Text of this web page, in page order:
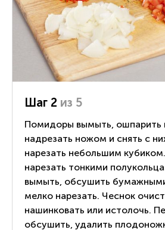
Шаг 2 из 5
Помидоры вымыть, ошпарить
надрезать ножом и снять с
нарезать небольшим
нарезать тонкими
вымыть, обсушить
мелко нарезать. Чеснок
нашинковать или истолочь.
обсушить, удалить